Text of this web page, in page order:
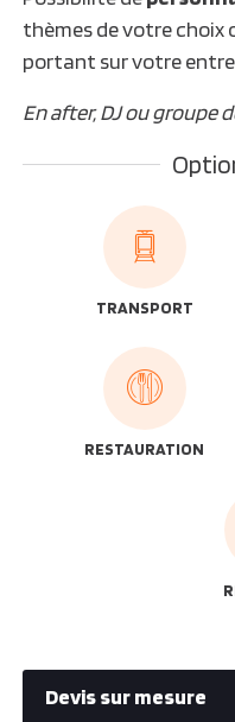
thèmes de votre choix
portant sur votre
En after, DJ ou groupe
TRANSPORT
RESTAURATION
Devis sur mesure